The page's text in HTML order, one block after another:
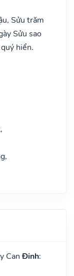
Sửu trăm
Sửu sao
hiển.
CanĐinh: